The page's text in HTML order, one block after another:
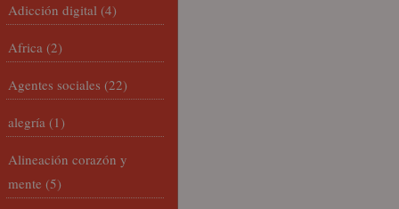
Adicción digital (4)
Africa (2)
Agentes sociales (22)
alegría (1)
Alineación corazón y
mente (5)